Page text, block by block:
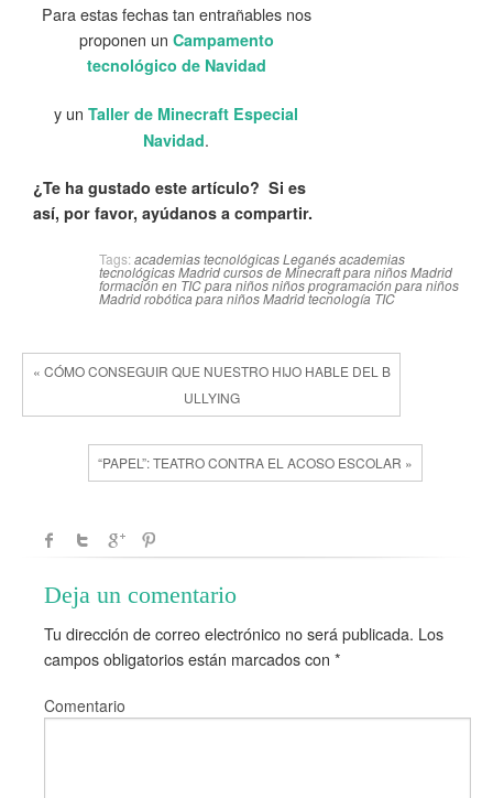
Para estas fechas tan entrañables nos
proponen un Campamento
tecnológico de Navidad
y un Taller de Minecraft Especial
Navidad.
¿Te ha gustado este artículo? Si es
así, por favor, ayúdanos a compartir.
Tags: academias tecnológicas Leganésacademias
tecnológicas Madridcursos de Minecraft para niños Madrid
formación en TIC para niñosniñosprogramación para niños
Madridrobótica para niños Madridtecnología TIC
« CÓMO CONSEGUIR QUE NUESTRO HIJO HABLE DEL B
ULLYING
“PAPEL”: TEATRO CONTRA EL ACOSO ESCOLAR »
Deja un comentario
Tu dirección de correo electrónico no será publicada. Los
campos obligatorios están marcados con *
Comentario